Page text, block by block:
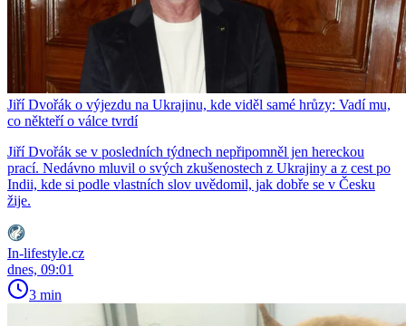
Jiří Dvořák o výjezdu na Ukrajinu, kde viděl samé hrůzy: Vadí mu,
co někteří o válce tvrdí
Jiří Dvořák se v posledních týdnech nepřipomněl jen hereckou
prací. Nedávno mluvil o svých zkušenostech z Ukrajiny a z cest po
Indii, kde si podle vlastních slov uvědomil, jak dobře se v Česku
žije.
In-lifestyle.cz
dnes, 09:01
3 min